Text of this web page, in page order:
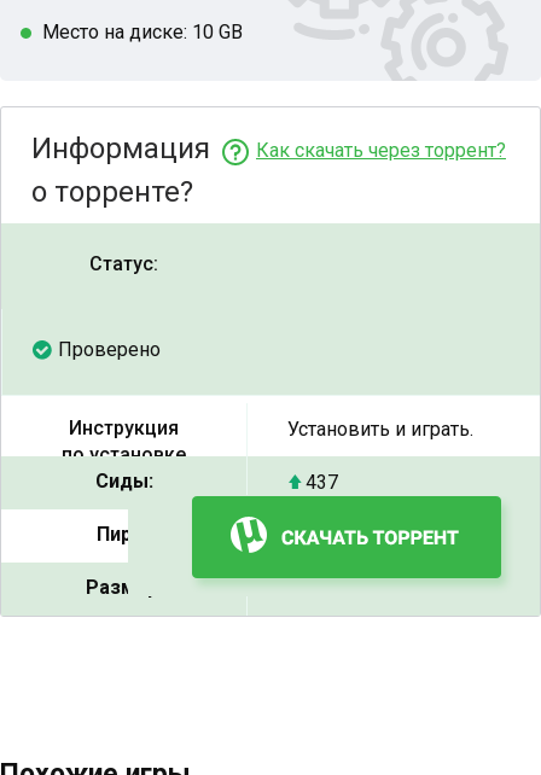
Место на диске: 10 GB
Как скачать через торрент?
Информация
о торренте?
Статус:
Проверено
Инструкция
по установке
Установить и играть.
Сиды: 437
Пиры: 5
Размер: 5.73 GB